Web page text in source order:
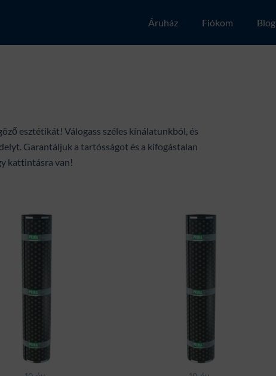
Áruház Fiókom Blog
esztétikát! Válogass széles kínálatunkból, és
Garantáljuk a tartósságot és a kifogástalan
kattintásra van!